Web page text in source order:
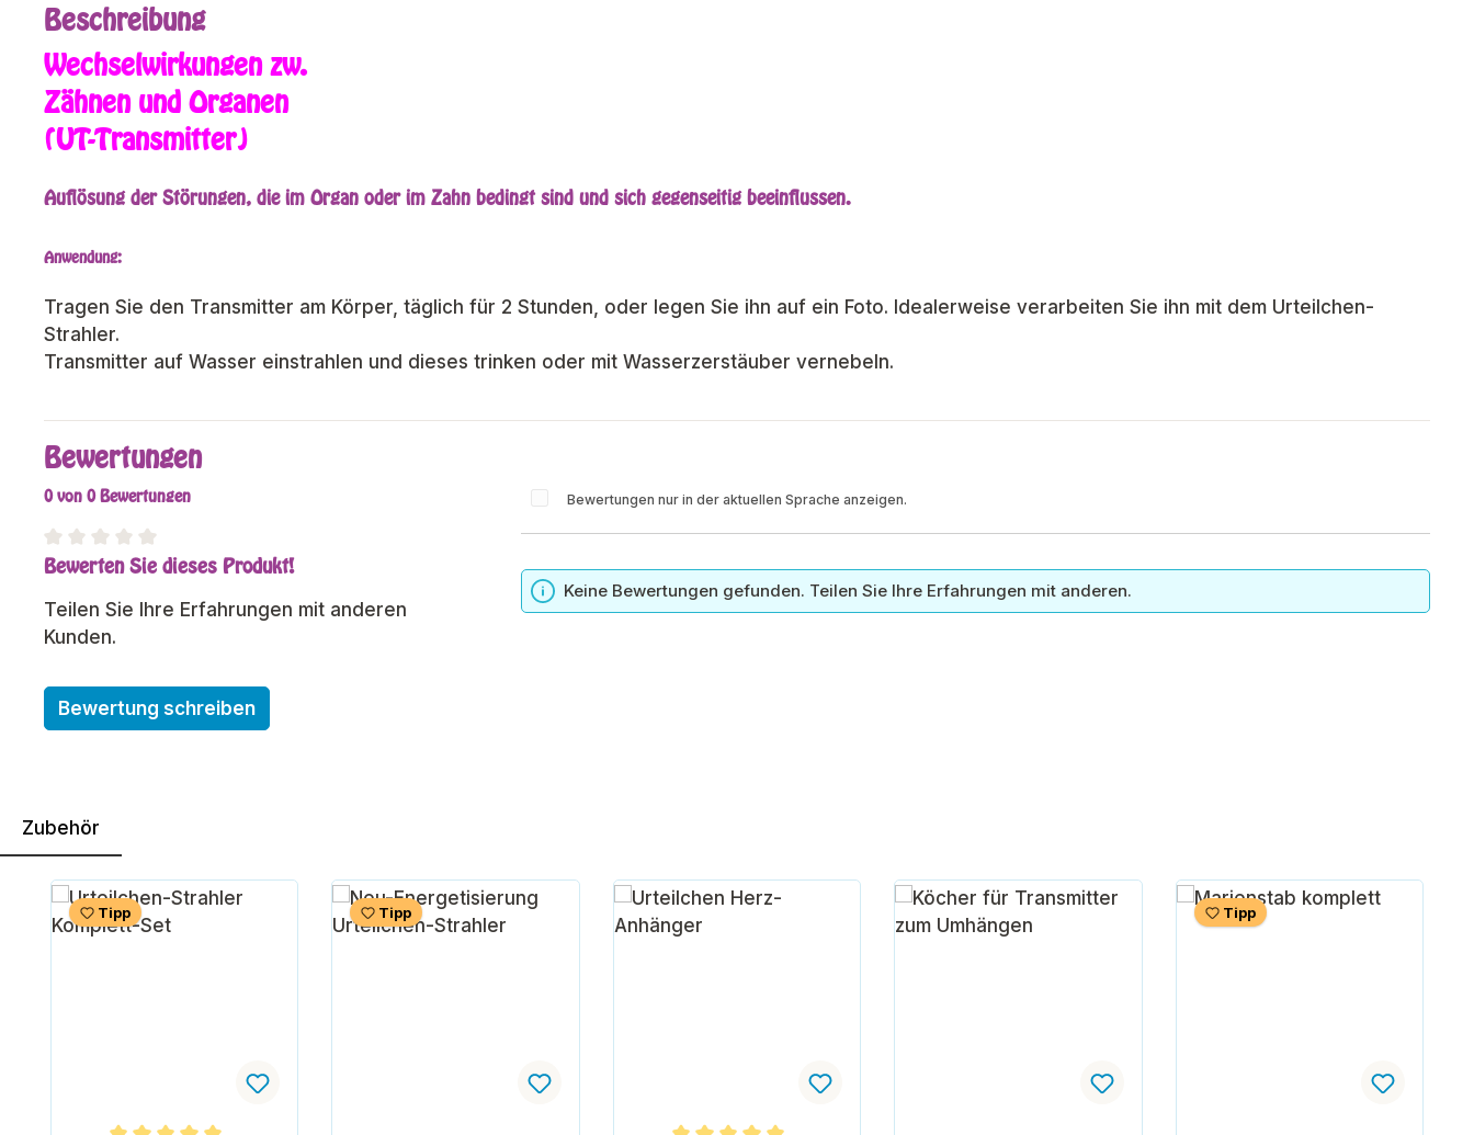
Beschreibung
Wechselwirkungen zw.
Zähnen und Organen
(UT-Transmitter)
Auflösung der Störungen, die im Organ oder im Zahn bedingt sind und sich gegenseitig beeinflussen.
Anwendung:
Tragen Sie den Transmitter am Körper, täglich für 2 Stunden, oder legen Sie ihn auf ein Foto. Idealerweise verarbeiten Sie ihn mit dem Urteilchen-
Strahler.
Transmitter auf Wasser einstrahlen und dieses trinken oder mit Wasserzerstäuber vernebeln.
Bewertungen
0 von 0 Bewertungen
Durchschnittliche Bewertung von 0 von 5 Sternen
Bewerten Sie dieses Produkt!
Teilen Sie Ihre Erfahrungen mit anderen
Kunden.
Bewertung schreiben
Bewertungen nur in der aktuellen Sprache anzeigen.
Keine Bewertungen gefunden. Teilen Sie Ihre Erfahrungen mit anderen.
Zubehör
Produktgalerie überspringen
Tipp Tipp Tipp